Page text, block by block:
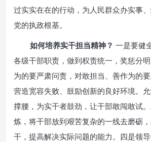
过实实在在的行动，为人民群众办实事
党的执政根基。
如何培养实干担当精神？ 一是要健
各级干部职责，做到权责统一，奖惩分
为的要严肃问责，对敢担当、善作为的
营造宽容失败、鼓励创新的良好环境。
撑腰，为实干者鼓劲，让干部敢闯敢试
炼，将干部放到艰苦复杂的一线去磨砺
干，提高解决实际问题的能力。四是领